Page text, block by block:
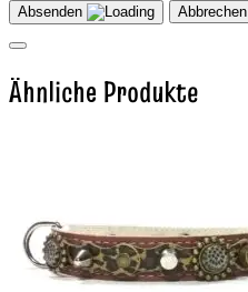
Absenden Abbrechen
Ähnliche Produkte